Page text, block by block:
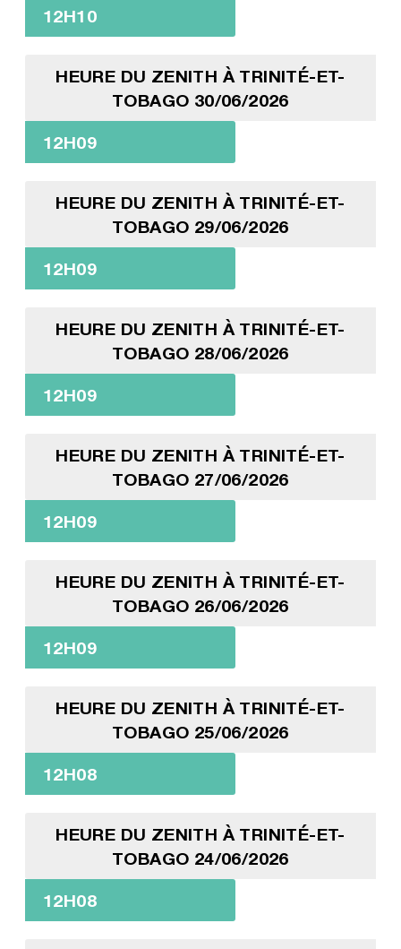
12H10
HEURE DU ZENITH À TRINITÉ-ET-
TOBAGO 30/06/2026
12H09
HEURE DU ZENITH À TRINITÉ-ET-
TOBAGO 29/06/2026
12H09
HEURE DU ZENITH À TRINITÉ-ET-
TOBAGO 28/06/2026
12H09
HEURE DU ZENITH À TRINITÉ-ET-
TOBAGO 27/06/2026
12H09
HEURE DU ZENITH À TRINITÉ-ET-
TOBAGO 26/06/2026
12H09
HEURE DU ZENITH À TRINITÉ-ET-
TOBAGO 25/06/2026
12H08
HEURE DU ZENITH À TRINITÉ-ET-
TOBAGO 24/06/2026
12H08